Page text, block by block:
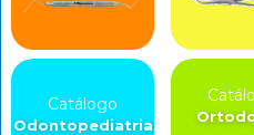
Catálogo
Odontopediatria